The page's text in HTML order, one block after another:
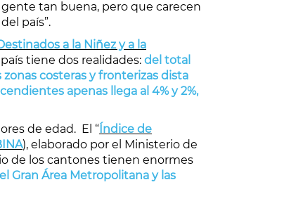
gente tan buena, pero que carecen
país”.
a la Niñez y a la
tiene dos realidades: del total
costeras y fronterizas dista
apenas llega al 4% y 2%,
de edad. El “Índice de
), elaborado por el Ministerio de
de los cantones tienen enormes
Gran Área Metropolitana y las